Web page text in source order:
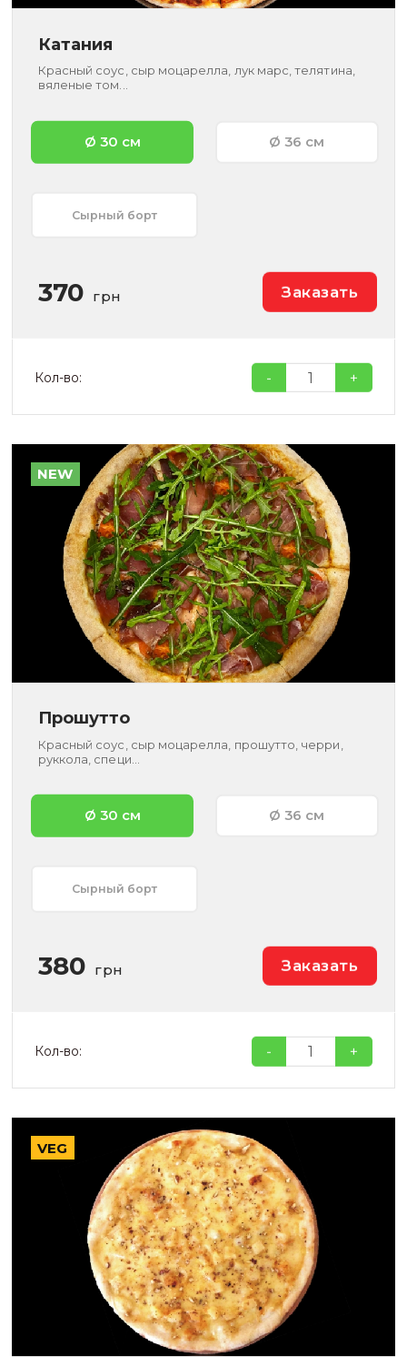
Катания
Красный соус, сыр моцарелла, лук марс, телятина,
вяленые том...
Ø 30 см Ø 36 см
Сырный борт
370 грн Заказать
Кол-во: - +
NEW
Прошутто
Красный соус, сыр моцарелла, прошутто, черри,
руккола, специ...
Ø 30 см Ø 36 см
Сырный борт
380 грн Заказать
Кол-во: - +
VEG